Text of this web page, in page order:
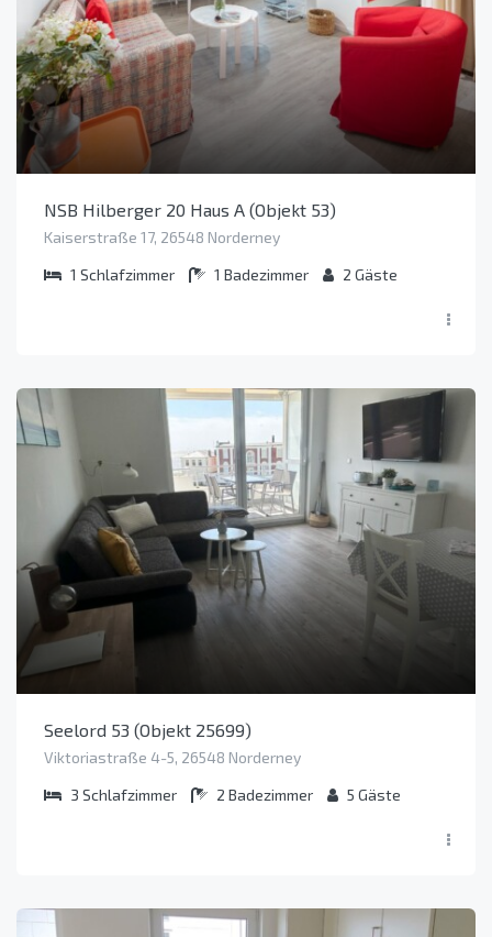
NSB Hilberger 20 Haus A (Objekt 53)
Kaiserstraße 17, 26548 Norderney
1 Schlafzimmer 1 Badezimmer 2 Gäste
Seelord 53 (Objekt 25699)
Viktoriastraße 4-5, 26548 Norderney
3 Schlafzimmer 2 Badezimmer 5 Gäste